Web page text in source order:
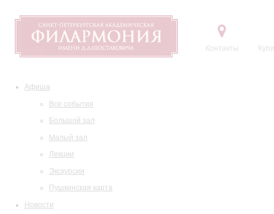
Контакты
Афиша
Все события
Большой зал
Малый зал
Лекции
Экскурсии
Пушкинская карта
Новости